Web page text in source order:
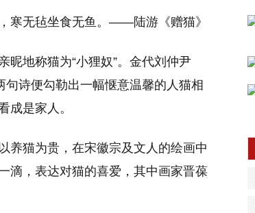
分享至好友和朋友圈
寒无毡坐食无鱼。——陆游《赠猫》
昵地称猫为“小狸奴”。金代刘仲尹
句诗便勾勒出一幅惬意温馨的人猫相
成是家人。
养猫为贵，在宋徽宗及文人的绘画中
滴，表达对猫的喜爱，其中画家晋葆